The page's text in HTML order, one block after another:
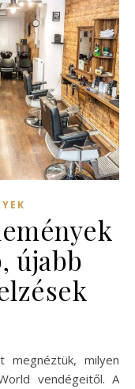
újabb
vendégeitől. A